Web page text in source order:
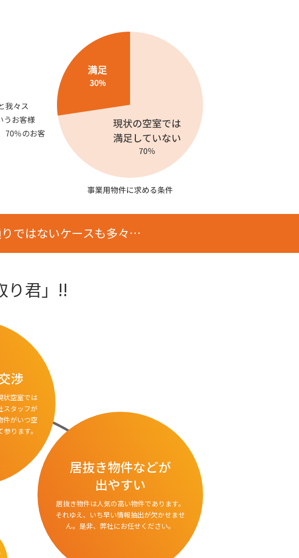
我々ス
うお客様
70％のお客
ではないケースも多々…
り君」!!
渉
状空室では
スタッフが
件がいつ空
ります。
居抜き物件などが
出やすい
居抜き物件は人気の高い物件であります。
それゆえ、いち早い情報抽出が欠かせませ
ん。是非、弊社にお任せください。